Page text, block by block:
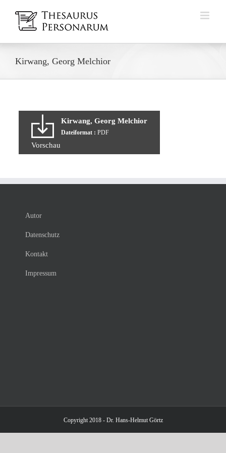
Inhalt
springen
Kirwang, Georg Melchior
Kirwang, Georg Melchior
Dateiformat : PDF
Vorschau
Autor
Datenschutz
Kontakt
Impressum
Copyright 2018 - Dr. Hans-Helmut Görtz